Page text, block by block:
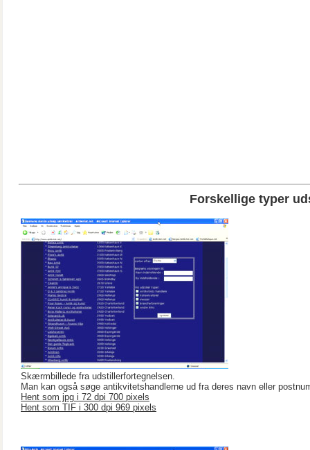
Forskellige typer
Skærmbillede fra udstillerfortegnelsen.
Man kan også søge antikvitetshandlerne ud fra deres navn eller
Hent som jpg i 72 dpi 700 pixels
Hent som TIF i 300 dpi 969 pixels